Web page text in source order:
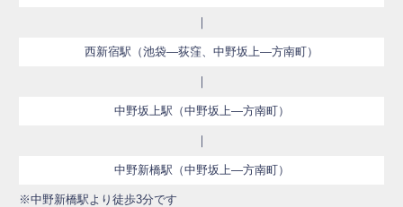
｜
西新宿駅（池袋―荻窪、中野坂上―方南町）
｜
中野坂上駅（中野坂上―方南町）
｜
中野新橋駅（中野坂上―方南町）
※中野新橋駅より徒歩3分です